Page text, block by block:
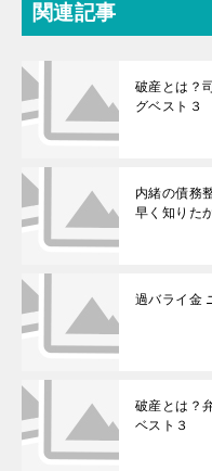
関連記事
破産とは？
グベスト３
内緒の債務
早く知りた
過バライ金
破産とは？
ベスト３